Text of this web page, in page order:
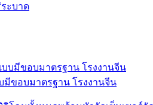
ะบาด
มีขอบมาตรฐาน โรงงานจีน